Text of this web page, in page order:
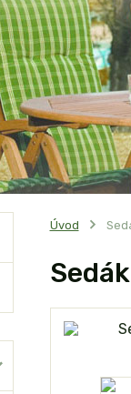
Úvod